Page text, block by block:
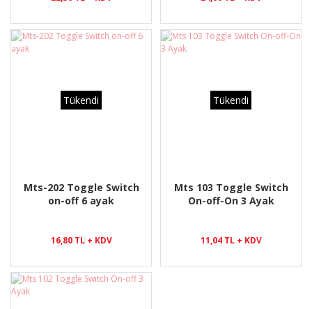
Tükendi
Mts-202 Toggle Switch
on-off 6 ayak
16,80 TL + KDV
Tükendi
Mts 103 Toggle Switch
On-off-On 3 Ayak
11,04 TL + KDV